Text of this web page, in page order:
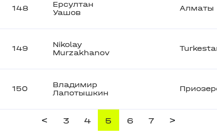
148
Ерсултан
Уашов
Алматы
149
Nikolay
Murzakhanov
150
Владимир
Лапотышкин
< 3 4 5 6 7 >